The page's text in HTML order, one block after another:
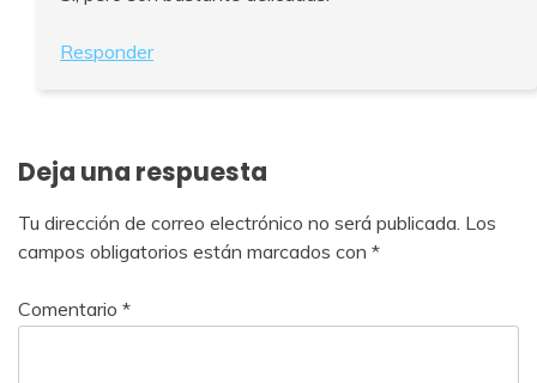
Responder
Deja una respuesta
Tu dirección de correo electrónico no será publicada. Los
campos obligatorios están marcados con *
Comentario *